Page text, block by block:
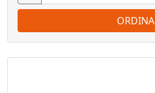
ORDINA